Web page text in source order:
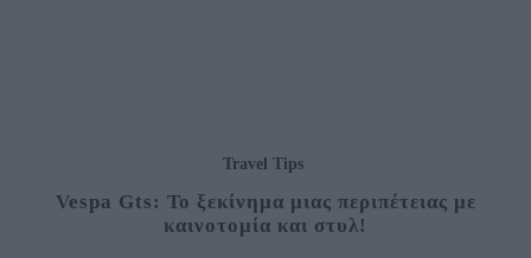
Travel Tips
Vespa Gts: Το ξεκίνημα μιας περιπέτειας με
καινοτομία και στυλ!